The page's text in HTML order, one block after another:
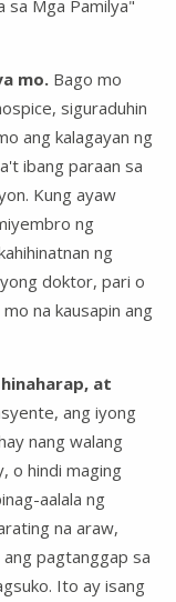
sa Mga Pamilya"
mo. Bago mo
siguraduhin
ang kalagayan ng
ibang paraan sa
Kung ayaw
ng
ng
doktor, pari o
na kausapin ang
at
ang iyong
nang walang
o hindi maging
aalala ng
na araw,
pagtanggap sa
Ito ay isang